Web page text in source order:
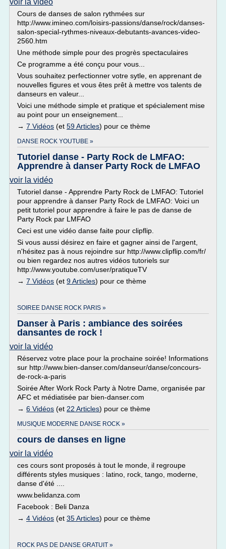
voir la vidéo
Cours de danses de salon rythmées sur
http://www.imineo.com/loisirs-passions/danse/rock/danses-
salon-special-rythmes-niveaux-debutants-avances-video-
2560.htm
Une méthode simple pour des progrès spectaculaires
Ce programme a été conçu pour vous...
Vous souhaitez perfectionner votre sytle, en apprenant de
nouvelles figures et vous êtes prêt à mettre vos talents de
danseurs en valeur...
Voici une méthode simple et pratique et spécialement mise
au point pour un enseignement...
→ 7 Vidéos (et 59 Articles) pour ce thème
DANSE ROCK YOUTUBE »
Tutoriel danse - Party Rock de LMFAO:
Apprendre à danser Party Rock de LMFAO
voir la vidéo
Tutoriel danse - Apprendre Party Rock de LMFAO: Tutoriel
pour apprendre à danser Party Rock de LMFAO: Voici un
petit tutoriel pour apprendre à faire le pas de danse de
Party Rock par LMFAO
Ceci est une vidéo danse faite pour clipflip.
Si vous aussi désirez en faire et gagner ainsi de l'argent,
n'hésitez pas à nous rejoindre sur http://www.clipflip.com/fr/
ou bien regardez nos autres vidéos tutoriels sur
http://www.youtube.com/user/pratiqueTV
→ 7 Vidéos (et 9 Articles) pour ce thème
SOIREE DANSE ROCK PARIS »
Danser à Paris : ambiance des soirées
dansantes de rock !
voir la vidéo
Réservez votre place pour la prochaine soirée! Informations
sur http://www.bien-danser.com/danseur/danse/concours-
de-rock-a-paris
Soirée After Work Rock Party à Notre Dame, organisée par
AFC et médiatisée par bien-danser.com
→ 6 Vidéos (et 22 Articles) pour ce thème
MUSIQUE MODERNE DANSE ROCK »
cours de danses en ligne
voir la vidéo
ces cours sont proposés à tout le monde, il regroupe
différents styles musiques : latino, rock, tango, moderne,
danse d'été ....
www.belidanza.com
Facebook : Beli Danza
→ 4 Vidéos (et 35 Articles) pour ce thème
ROCK PAS DE DANSE GRATUIT »